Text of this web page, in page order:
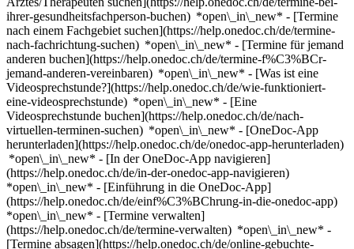
ihrer-gesundheitsfachperson-buchen) *open\_in\_new* - [Termine
nach einem Fachgebiet suchen](https://help.onedoc.ch/de/termine-
nach-fachrichtung-suchen) *open\_in\_new* - [Termine für jemand
anderen buchen](https://help.onedoc.ch/de/termine-f%C3%BCr-
jemand-anderen-vereinbaren) *open\_in\_new* - [Was ist eine
Videosprechstunde?](https://help.onedoc.ch/de/wie-funktioniert-
eine-videosprechstunde) *open\_in\_new* - [Eine
Videosprechstunde buchen](https://help.onedoc.ch/de/nach-
virtuellen-terminen-suchen) *open\_in\_new* - [OneDoc-App
herunterladen](https://help.onedoc.ch/de/onedoc-app-herunterladen)
*open\_in\_new* - [In der OneDoc-App navigieren]
(https://help.onedoc.ch/de/in-der-onedoc-app-navigieren)
*open\_in\_new* - [Einführung in die OneDoc-App]
(https://help.onedoc.ch/de/einf%C3%BChrung-in-die-onedoc-app)
*open\_in\_new* - [Termine verwalten]
(https://help.onedoc.ch/de/termine-verwalten) *open\_in\_new* -
[Termine absagen](https://help.onedoc.ch/de/online-gebuchte-